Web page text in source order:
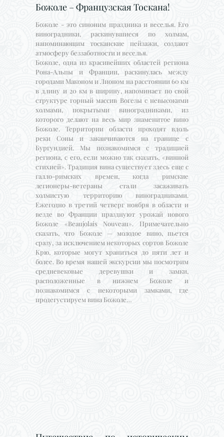
Божоле – Французская Тоскана!
Божоле - это синоним праздника и веселья. Его
виноградники, раскинувшиеся по холмам,
напоминающим тосканские пейзажи, создают
атмосферу беззаботности и веселья.
Божоле, одна из красивейших областей региона
Рона-Альпы и Франции, раскинулась между
городами Маконом и Лионом на расстоянии 60 км
в длину и 20 км в ширину, напоминает по свой
структуре горный массив Вогезы с невысокими
холмами, покрытыми виноградниками, из
которого делают на весь мир знаменитое вино
Божоле. Территории области проходят вдоль
реки Соны и заканчиваются на границе с
Бургундией. Мы познакомимся с традицией
региона, с его, если можно так сказать, «винной
стихией». Традиция вина существует здесь еще с
галло-римских времен, когда римские
легионеры-ветераны стали засаживать
холмистую территорию виноградниками.
Ежегодно в третий четверг ноября в области и
везде во Франции празднуют урожай нового
Божоле «Beaujolais Nouveau». Примечательно
сказать, что Божоле — молодое вино, пьется
сразу, за исключением некоторых сортов Божоле
Крю, которые могут храниться до пяти лет и
более. Во время нашей экскурсии мы посмотрим
средневековые деревушки и замки,
расположенные в нижнем Божоле и
познакомимся с некоторыми замками, где
продегустируем вина Божоле…